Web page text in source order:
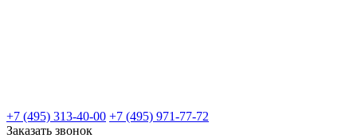
+7 (495) 313-40-00 +7 (495) 971-77-72
Заказать звонок